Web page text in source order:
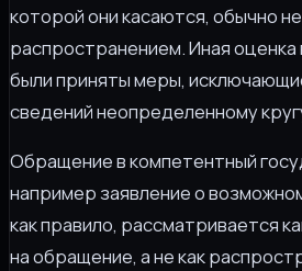
которой они касаются, обычно
распространением. Иная оценка
были приняты меры,
сведений неопределенному
Обращение в компетентный
например заявление о
как правило, рассматривается
на обращение, а не как